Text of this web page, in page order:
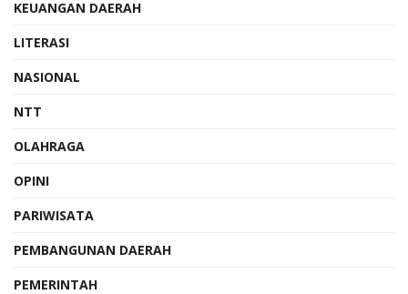
KEUANGAN DAERAH
LITERASI
NASIONAL
NTT
OLAHRAGA
OPINI
PARIWISATA
PEMBANGUNAN DAERAH
PEMERINTAH